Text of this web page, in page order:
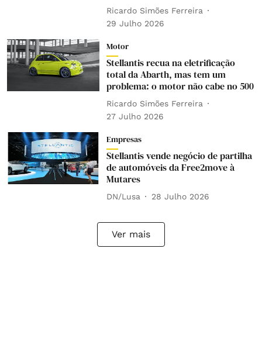
Ricardo Simões Ferreira
29 Julho 2026
Motor
Stellantis recua na eletrificação
total da Abarth, mas tem um
problema: o motor não cabe no 500
Ricardo Simões Ferreira
27 Julho 2026
Empresas
Stellantis vende negócio de partilha
de automóveis da Free2move à
Mutares
DN/Lusa 28 Julho 2026
Ver mais